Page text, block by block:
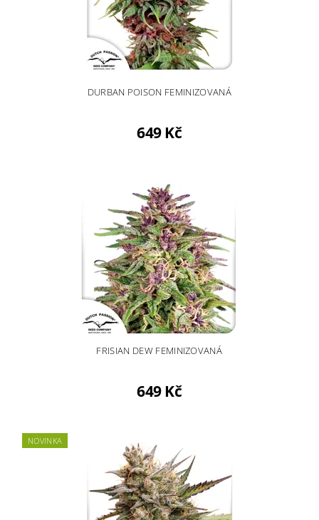
DURBAN POISON FEMINIZOVANÁ
649 Kč
FRISIAN DEW FEMINIZOVANÁ
649 Kč
NOVINKA